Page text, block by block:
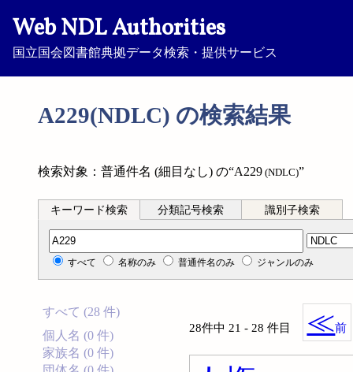
Web NDL Authorities
国立国会図書館典拠データ検索・提供サービス
A229(NDLC) の検索結果
検索対象：普通件名 (細目なし) の“A229 (NDLC)”
キーワード検索 分類記号検索 識別子検索
分類記号検索
すべて 名称のみ 普通件名のみ ジャンルのみ
すべて (28 件)
個人名 (0 件)
家族名 (0 件)
28件中 21 - 28 件目 ≪前